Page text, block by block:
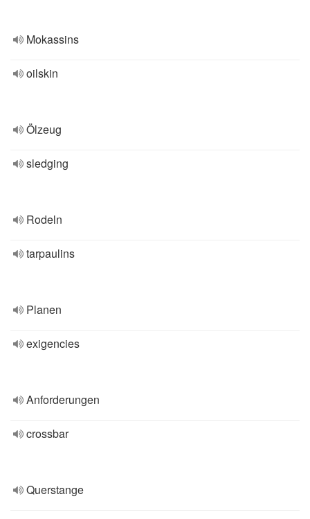
Mokassins
oilskin
Ölzeug
sledging
Rodeln
tarpaulins
Planen
exigencies
Anforderungen
crossbar
Querstange